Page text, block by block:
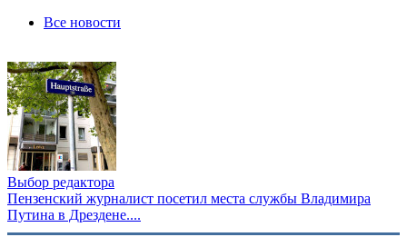
Все новости
Выбор редактора
Пензенский журналист посетил места службы Владимира
Путина в Дрездене....